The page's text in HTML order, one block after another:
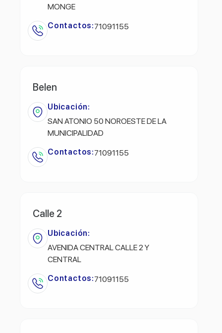
MONGE
Contactos:71091155
Belen
Ubicación:
SAN ATONIO 50 NOROESTE DE LA
MUNICIPALIDAD
Contactos:71091155
Calle 2
Ubicación:
AVENIDA CENTRAL CALLE 2 Y
CENTRAL
Contactos:71091155